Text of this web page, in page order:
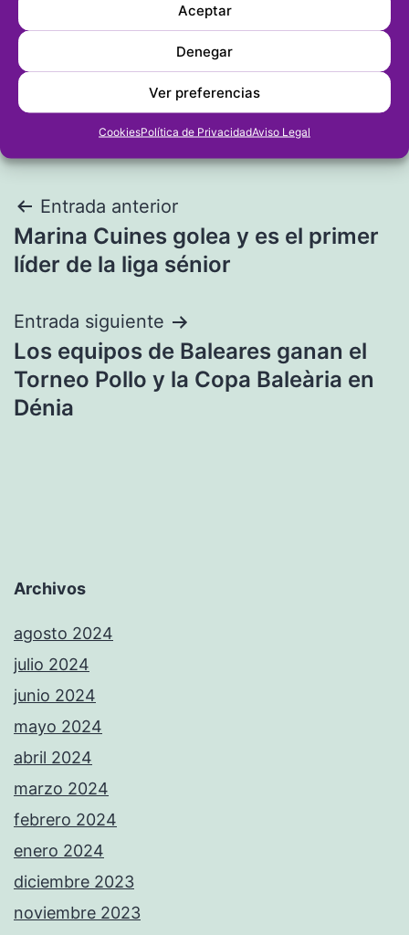
Aceptar
Denegar
Ver preferencias
CookiesPolítica de PrivacidadAviso Legal
Navegación
de
Entrada anterior
Marina Cuines golea y es el primer
líder de la liga sénior
Entrada siguiente
Los equipos de Baleares ganan el
Torneo Pollo y la Copa Baleària en
Dénia
Archivos
agosto 2024
julio 2024
junio 2024
mayo 2024
abril 2024
marzo 2024
febrero 2024
enero 2024
diciembre 2023
noviembre 2023